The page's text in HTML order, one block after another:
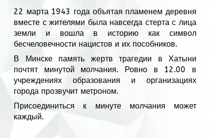
22 марта 1943 года объятая пламенем деревня
вместе с жителями была навсегда стерта с лица
земли и вошла в историю как символ
бесчеловечности нацистов и их пособников.
В Минске память жертв трагедии в Хатыни
почтят минутой молчания. Ровно в 12.00 в
учреждениях образования и организациях
города прозвучит метроном.
Присоединиться к минуте молчания может
каждый.